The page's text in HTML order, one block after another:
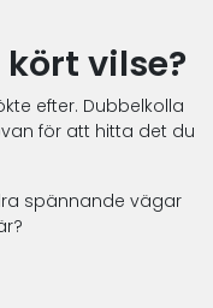
vilse?
efter. Dubbelkolla
för att hitta det du
spännande vägar